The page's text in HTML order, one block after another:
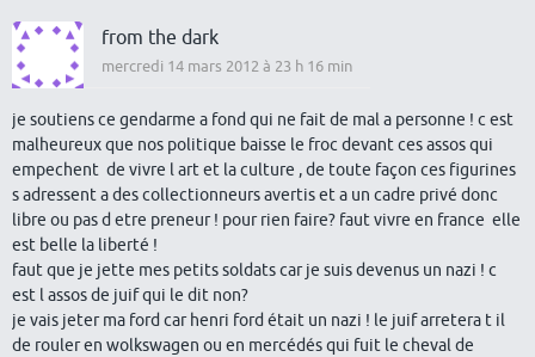
from the dark
mercredi 14 mars 2012 à 23 h 16 min
je soutiens ce gendarme a fond qui ne fait de mal a personne ! c est
malheureux que nos politique baisse le froc devant ces assos qui
empechent de vivre l art et la culture , de toute façon ces figurines
s adressent a des collectionneurs avertis et a un cadre privé donc
libre ou pas d etre preneur ! pour rien faire? faut vivre en france elle
est belle la liberté !
faut que je jette mes petits soldats car je suis devenus un nazi ! c
est l assos de juif qui le dit non?
je vais jeter ma ford car henri ford était un nazi ! le juif arretera t il
de rouler en wolkswagen ou en mercédés qui fuit le cheval de